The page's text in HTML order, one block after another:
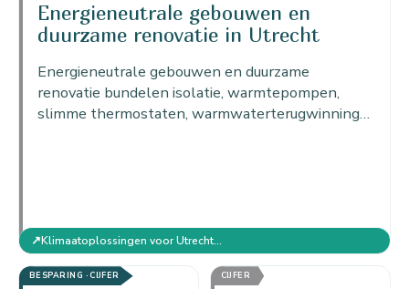
Energieneutrale gebouwen en
duurzame renovatie in Utrecht
Energieneutrale gebouwen en duurzame
renovatie bundelen isolatie, warmtepompen,
slimme thermostaten, warmwaterterugwinning
↗ Klimaatoplossingen voor Utrecht: actieplan per sector
BESPARING · CIJFER CIJFER